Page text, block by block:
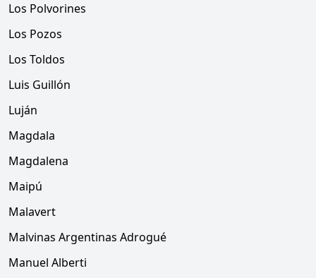
Los Polvorines
Los Pozos
Los Toldos
Luis Guillón
Luján
Magdala
Magdalena
Maipú
Malavert
Malvinas Argentinas Adrogué
Manuel Alberti